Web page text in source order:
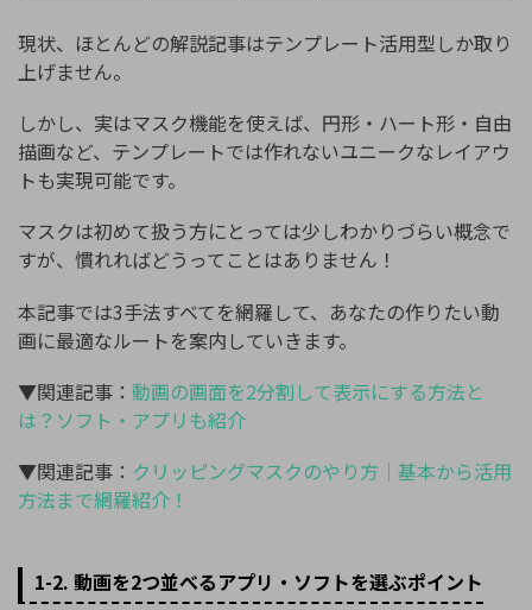
現状、ほとんどの解説記事はテンプレート活用型しか取り
上げません。
しかし、実はマスク機能を使えば、円形・ハート形・自由
描画など、テンプレートでは作れないユニークなレイアウ
トも実現可能です。
マスクは初めて扱う方にとっては少しわかりづらい概念で
すが、慣れればどうってことはありません！
本記事では3手法すべてを網羅して、あなたの作りたい動
画に最適なルートを案内していきます。
▼関連記事： 動画の画面を2分割して表示にする方法と
は？ソフト・アプリも紹介
▼関連記事： クリッピングマスクのやり方｜基本から活用
方法まで網羅紹介！
1-2. 動画を2つ並べるアプリ・ソフトを選ぶポイント